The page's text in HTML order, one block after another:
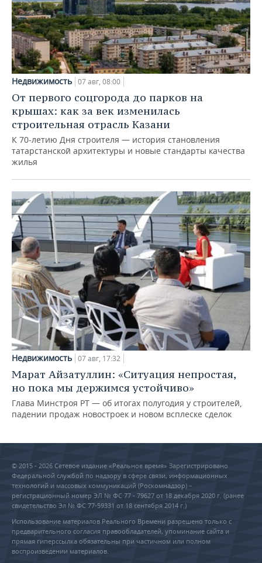
Недвижимость 07 авг, 08:00
От первого соцгорода до парков на
крышах: как за век изменилась
строительная отрасль Казани
К 70-летию Дня строителя — история становления
татарстанской архитектуры и новые стандарты качества
жилья
Недвижимость 07 авг, 17:32
Марат Айзатуллин: «Ситуация непростая,
но пока мы держимся устойчиво»
Глава Минстроя РТ — об итогах полугодия у строителей,
падении продаж новостроек и новом всплеске сделок
© 2015 - 2026 Сетевое издание «Реальное время» Зарегистрировано
Федеральной службой по надзору в сфере связи, информационных
технологий и массовых коммуникаций (Роскомнадзор) –
регистрационный номер ЭЛ № ФС 77 - 79627 от 18 декабря 2020 г. (ранее
свидетельство Эл № ФС 77-59331 от 18 сентября 2014 г.)
Использование материалов Реального Времени разрешено только с
предварительного согласия правообладателей, упоминание сайта и
прямая гиперссылка обязательны при частичном или полном
воспроизведении материалов.